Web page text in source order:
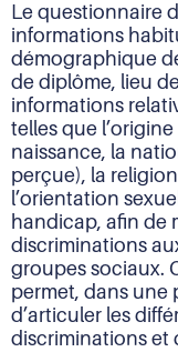
Le questionnaire
informations
démographique
de diplôme, lieu
informations
telles que
naissance, la
perçue), la
l’orientation
handicap, afin de
discriminations
groupes sociaux.
permet, dans une
d’articuler les
discriminations et